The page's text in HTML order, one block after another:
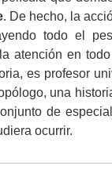
. De hecho, la
todo el
atención en
es profesor
una
de
ocurrir.